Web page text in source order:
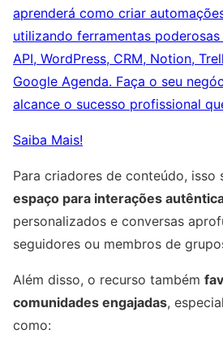
aprenderá como criar
utilizando ferramentas
API, WordPress, CRM, Notion,
Google Agenda. Faça o seu
alcance o sucesso profissional
Saiba Mais!
Para criadores de conteúdo, isso
espaço para interações
personalizados e conversas
seguidores ou membros de
Além disso, o recurso também
comunidades engajadas,
como: